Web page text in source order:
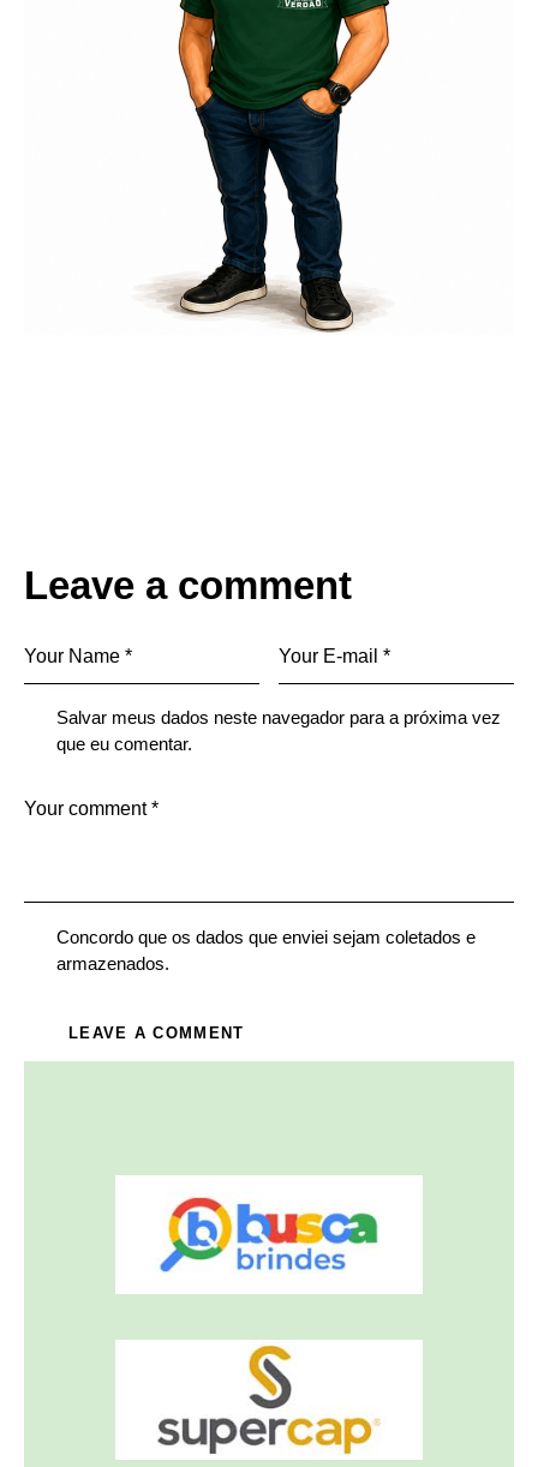
Leave a comment
Salvar meus dados neste navegador para a próxima vez
que eu comentar.
Concordo que os dados que enviei sejam coletados e
armazenados.